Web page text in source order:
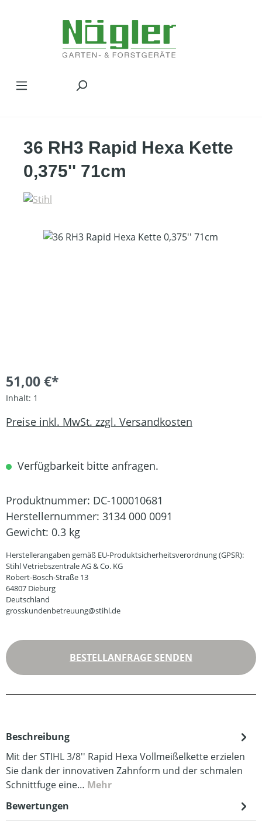
36 RH3 Rapid Hexa Kette
0,375'' 71cm
Bildergalerie überspringen
51,00 €*
Inhalt: 1
Preise inkl. MwSt. zzgl. Versandkosten
Verfügbarkeit bitte anfragen.
Produktnummer: DC-100010681
Herstellernummer: 3134 000 0091
Gewicht: 0.3 kg
Herstellerangaben gemäß EU-Produktsicherheitsverordnung (GPSR):
Stihl Vetriebszentrale AG & Co. KG
Robert-Bosch-Straße 13
64807 Dieburg
Deutschland
grosskundenbetreuung@stihl.de
BESTELLANFRAGE SENDEN
Beschreibung
Mit der STIHL 3/8'' Rapid Hexa Vollmeißelkette erzielen
Sie dank der innovativen Zahnform und der schmalen
Schnittfuge eine… Mehr
Bewertungen